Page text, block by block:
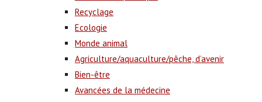
Recyclage
Ecologie
Monde animal
Agriculture/aquaculture/pêche, d’avenir
Bien-être
Avancées de la médecine